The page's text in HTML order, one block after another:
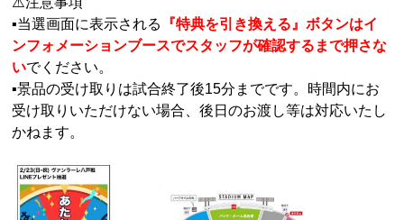
▪当選画面に表示される
『特典を引き換える』ボタンはイ
ンフォメーションブースでスタッフが確認するまで押さな
いでください。
▪景品の受け取りは試合終了後15分までです。時間内にお
受け取りいただけない場合、後日のお渡し等は対応いたし
かねます。